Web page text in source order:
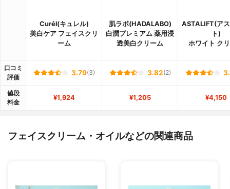
Curél(キュレル)
美白ケア フェイスクリ
ーム
肌ラボ(HADALABO)
白潤プレミアム 薬用浸
透美白クリーム
ASTALIFT(ア
ト)
ホワイト ク
口コミ
評価
3.79(3) 3.82(2)
値段
料金
¥1,924 ¥1,205 ¥4,150
フェイスクリーム・オイルなどの関連商品